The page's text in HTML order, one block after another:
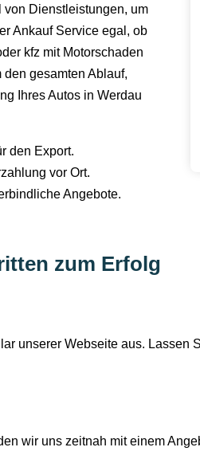
Dienstleistungen, um
Ankauf Service egal, ob
kfz mit Motorschaden
den gesamten Ablauf,
Ihres Autos in Werdau
den Export.
vor Ort.
Angebote.
zum Erfolg
unserer Webseite aus.
wir uns zeitnah mit einem